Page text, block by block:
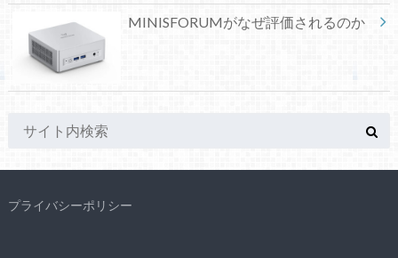
MINISFORUMがなぜ評価されるのか
プライバシーポリシー